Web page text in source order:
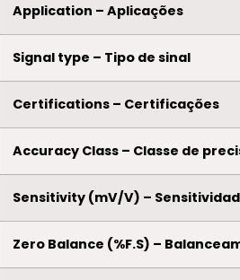
Application – Aplicações
Signal type – Tipo de sinal
Certifications – Certificações
Accuracy Class – Classe de
Sensitivity (mV/V) –
Zero Balance (%F.S) –